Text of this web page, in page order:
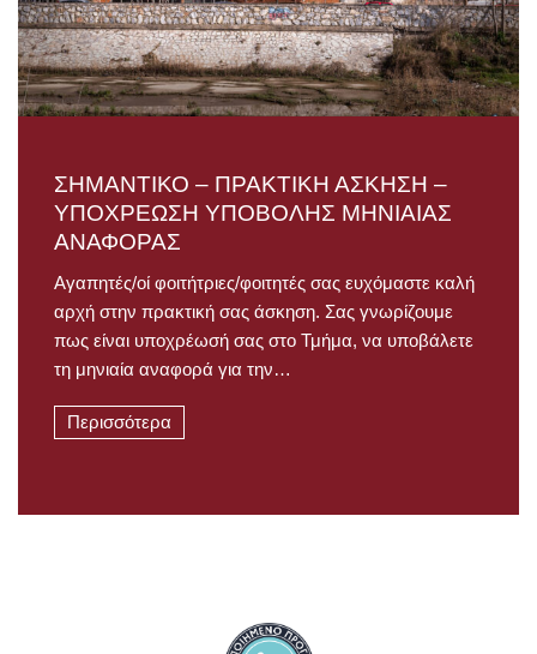
ΣΗΜΑΝΤΙΚΟ – ΠΡΑΚΤΙΚΗ ΑΣΚΗΣΗ –
ΥΠΟΧΡΕΩΣΗ ΥΠΟΒΟΛΗΣ ΜΗΝΙΑΙΑΣ
ΑΝΑΦΟΡΑΣ
Αγαπητές/οί φοιτήτριες/φοιτητές σας ευχόμαστε καλή
αρχή στην πρακτική σας άσκηση. Σας γνωρίζουμε
πως είναι υποχρέωσή σας στο Τμήμα, να υποβάλετε
τη μηνιαία αναφορά για την…
Περισσότερα